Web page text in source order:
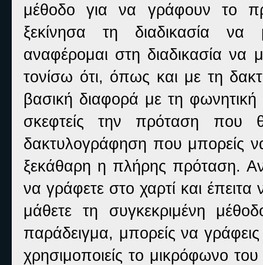
μέθοδο για να γράφουν το
ξεκίνησα τη διαδικασία
αναφέρομαι στη διαδικασία
τονίσω ότι, όπως και με τη
βασική διαφορά με τη
σκεφτείς την πρόταση που
δακτυλογράφηση που μπορείς
ξεκάθαρη η πλήρης πρόταση.
να γράφετε στο χαρτί και
μάθετε τη συγκεκριμένη
παράδειγμα, μπορείς να
χρησιμοποιείς το μικρόφωνο